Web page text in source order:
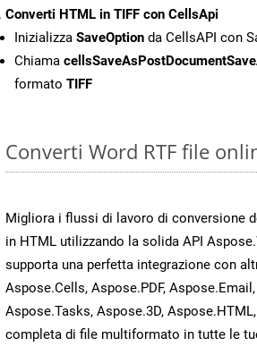
Converti HTML in TIFF con CellsApi
Inizializza SaveOption da CellsAPI con
Chiama
formato TIFF
Converti Word RTF file
Migliora i flussi di lavoro di conversione
in HTML utilizzando la solida API
supporta una perfetta integrazione con
Aspose.Cells, Aspose.PDF,
Aspose.Tasks, Aspose.3D,
completa di file multiformato in tutte le